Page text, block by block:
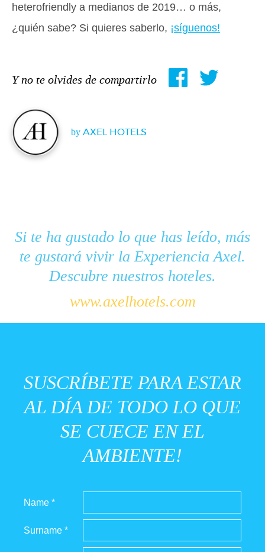
heterofriendly a medianos de 2019… o más,
¿quién sabe? Si quieres saberlo, ¡síguenos!
Y no te olvides de compartirlo
by AXEL HOTELS
Si te ha gustado lo que has leído, más
te gustará vivir la Experiencia Axel.
Descubre nuestros hoteles.
www.axelhotels.com
SUSCRÍBETE PARA ESTAR
AL DÍA DE TODO LO QUE
SE CUECE EN EL
AMBIENTE!
Name *
Surname *